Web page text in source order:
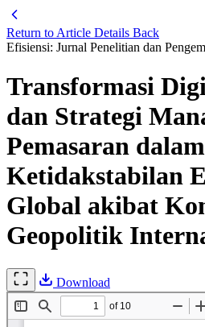
Return to Article Details Back
Efisiensi: Jurnal Penelitian dan
Transformasi
dan Strategi
Pemasaran
Ketidakstabilan
Global akibat
Geopolitik
Download